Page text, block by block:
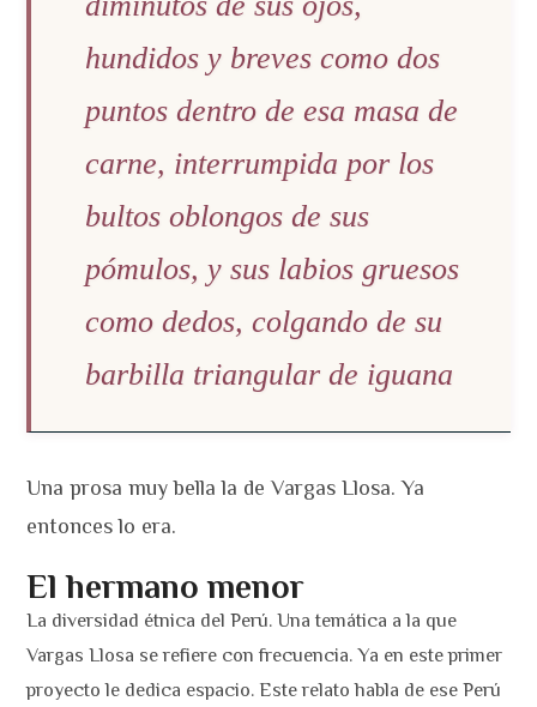
hundidos y breves como dos
puntos dentro de esa masa de
carne, interrumpida por los
bultos oblongos de sus
pómulos, y sus labios gruesos
como dedos, colgando de su
barbilla triangular de iguana
Una prosa muy bella la de Vargas Llosa. Ya
entonces lo era.
El hermano menor
La diversidad étnica del Perú. Una temática a la que
Vargas Llosa se refiere con frecuencia. Ya en este primer
proyecto le dedica espacio. Este relato habla de ese Perú